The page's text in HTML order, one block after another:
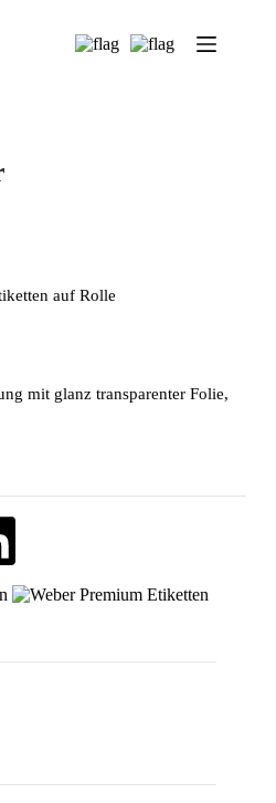
auf Rolle
mit glanz transparenter Folie,